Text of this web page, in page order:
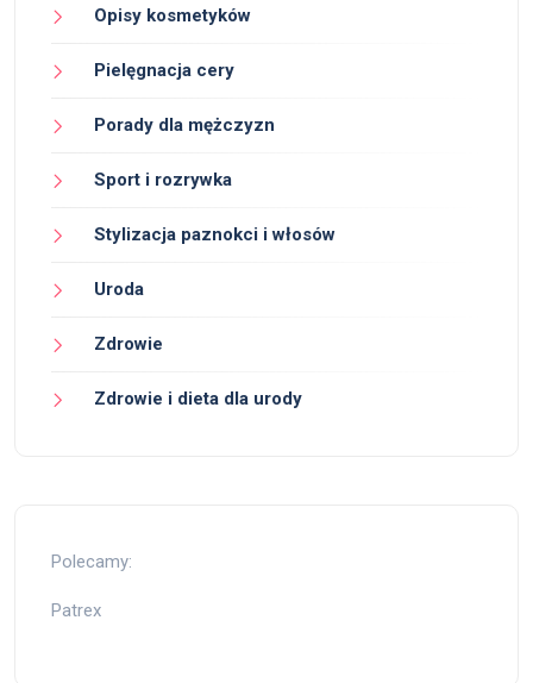
Opisy kosmetyków
Pielęgnacja cery
Porady dla mężczyzn
Sport i rozrywka
Stylizacja paznokci i włosów
Uroda
Zdrowie
Zdrowie i dieta dla urody
Polecamy:
Patrex